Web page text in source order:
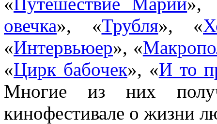
овечка», «Трубля», «
«Интервьюер», «
«Цирк бабочек», «И то
Многие из них
кинофестивале о жизни